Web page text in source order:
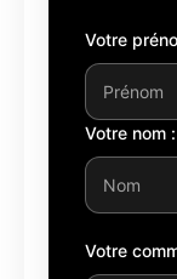
Votre
Votre nom :
Votre